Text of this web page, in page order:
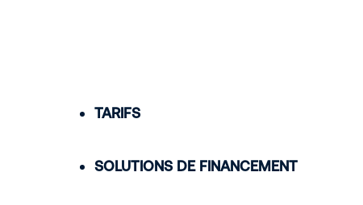
TARIFS
SOLUTIONS DE FINANCEMENT